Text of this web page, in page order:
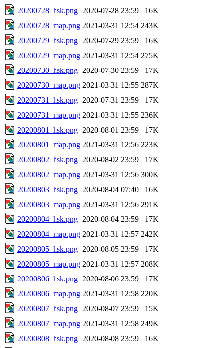
20200728_hsk.png 2020-07-28 23:59
16K
20200728_map.png 2021-03-31 12:54 243K
20200729_hsk.png 2020-07-29 23:59
16K
20200729_map.png 2021-03-31 12:54 275K
20200730_hsk.png 2020-07-30 23:59
17K
20200730_map.png 2021-03-31 12:55 287K
20200731_hsk.png 2020-07-31 23:59
17K
20200731_map.png 2021-03-31 12:55 236K
20200801_hsk.png 2020-08-01 23:59
17K
20200801_map.png 2021-03-31 12:56 223K
20200802_hsk.png 2020-08-02 23:59
17K
20200802_map.png 2021-03-31 12:56 300K
20200803_hsk.png 2020-08-04 07:40
16K
20200803_map.png 2021-03-31 12:56 291K
20200804_hsk.png 2020-08-04 23:59
17K
20200804_map.png 2021-03-31 12:57 242K
20200805_hsk.png 2020-08-05 23:59
17K
20200805_map.png 2021-03-31 12:57 208K
20200806_hsk.png 2020-08-06 23:59
17K
20200806_map.png 2021-03-31 12:58 220K
20200807_hsk.png 2020-08-07 23:59
15K
20200807_map.png 2021-03-31 12:58 249K
20200808_hsk.png 2020-08-08 23:59
16K